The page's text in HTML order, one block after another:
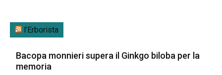
l’Erborista
Bacopa monnieri supera il Ginkgo biloba per la
memoria